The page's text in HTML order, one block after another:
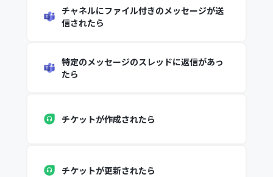
チャネルにファイル付きのメッセージが送
信されたら
特定のメッセージのスレッドに返信があっ
たら
チケットが作成されたら
チケットが更新されたら